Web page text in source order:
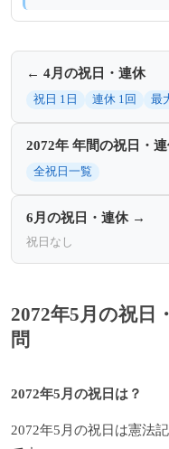
← 4月の祝日・連休
祝日 1日 連休 1回 最
2072年 年間の祝日・
全祝日一覧
6月の祝日・連休 →
祝日なし
2072年5月の祝日
問
2072年5月の祝日は？
2072年5月の祝日は憲法